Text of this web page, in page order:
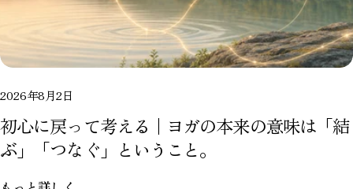
2026年8月2日
初心に戻って考える｜ヨガの本来の意味は「結
ぶ」「つなぐ」ということ。